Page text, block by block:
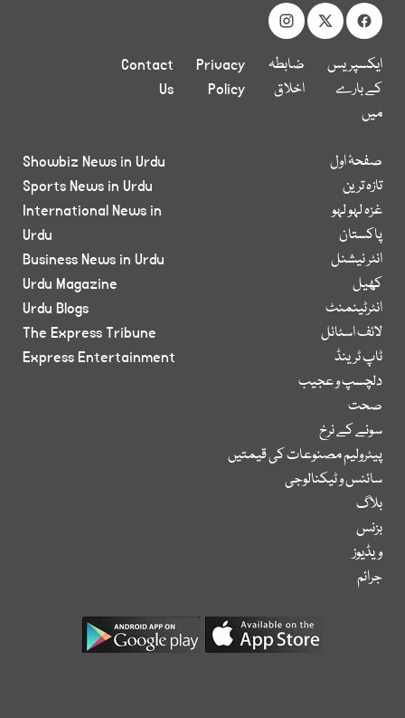
ایکسپریس
کے بارے
میں
ضابطہ
اخلاق
Privacy
Policy
Contact
Us
صفحۂ اول
تازہ ترین
غزہ لہو لہو
پاکستان
انٹر نیشنل
کھیل
انٹرٹینمنٹ
لائف اسٹائل
ٹاپ ٹرینڈ
دلچسپ و عجیب
صحت
سونے کے نرخ
پیٹرولیم مصنوعات کی قیمتیں
سائنس و ٹیکنالوجی
بلاگ
بزنس
ویڈیوز
جرائم
Showbiz News in Urdu
Sports News in Urdu
International News in
Urdu
Business News in Urdu
Urdu Magazine
Urdu Blogs
The Express Tribune
Express Entertainment